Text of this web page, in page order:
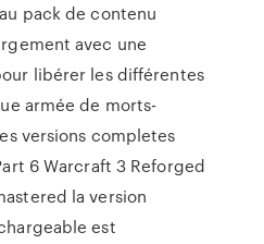
pack de contenu
avec une
libérer les différentes
armée de morts-
versions completes
6 Warcraft 3 Reforged
la version
est